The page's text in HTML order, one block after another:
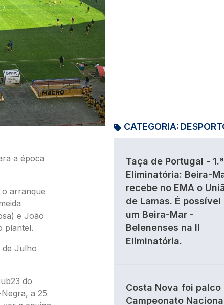
a época
o arranque
e João
plantel.
de Julho
do
a 25
CATEGORIA:
Taça de Portugal - 1.ª
Eliminatória: Beira-
recebe no EMA o
de Lamas. É possível
um Beira-Mar -
Belenenses na II
Eliminatória.
Costa Nova foi palco
Campeonato